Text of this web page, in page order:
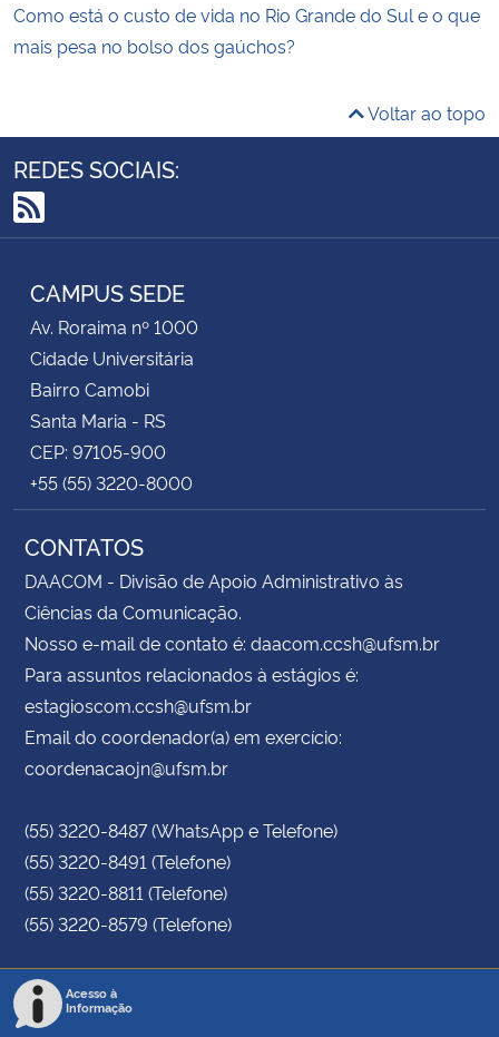
Como está o custo de vida no Rio Grande do Sul e o que
mais pesa no bolso dos gaúchos?
Voltar ao topo
REDES SOCIAIS:
RSS
CAMPUS SEDE
Av. Roraima nº 1000
Cidade Universitária
Bairro Camobi
Santa Maria - RS
CEP: 97105-900
+55 (55) 3220-8000
CONTATOS
DAACOM - Divisão de Apoio Administrativo às
Ciências da Comunicação.
Nosso e-mail de contato é: daacom.ccsh@ufsm.br
Para assuntos relacionados à estágios é:
estagioscom.ccsh@ufsm.br
Email do coordenador(a) em exercício:
coordenacaojn@ufsm.br
(55) 3220-8487 (WhatsApp e Telefone)
(55) 3220-8491 (Telefone)
(55) 3220-8811 (Telefone)
(55) 3220-8579 (Telefone)
Acesso à
Informação